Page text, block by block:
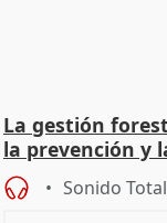
La gestión
la prevención y
Sonido